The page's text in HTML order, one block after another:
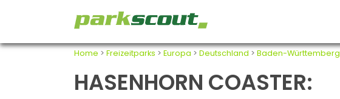
Home > Freizeitparks > Europa > Deutschland > Baden-Württemberg
HASENHORN COASTER: